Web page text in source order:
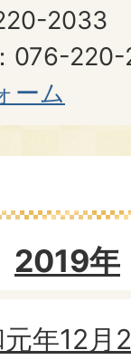
2033
076-
ーム
2019年
年12月